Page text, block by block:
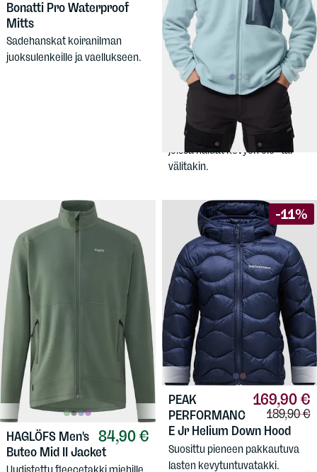
Bonatti Pro Waterproof
Mitts
Sadehanskat koiranilman
juoksulenkeille ja vaellukseen.
109 €
FJÄLLRÄVEN
Women's Kaipak Fleece
Ohuempi fleece tilanteisiin,
joissa haluat kevyen olo- tai
välitakin.
84,90 €
HAGLÖFS Men's
Buteo Mid II Jacket
-11%
169,90 €
189,90 €
PEAK
PERFORMANC
EJr Helium Down Hood
Suosittu pieneen pakkautuva
lasten kevytuntuvatakki.